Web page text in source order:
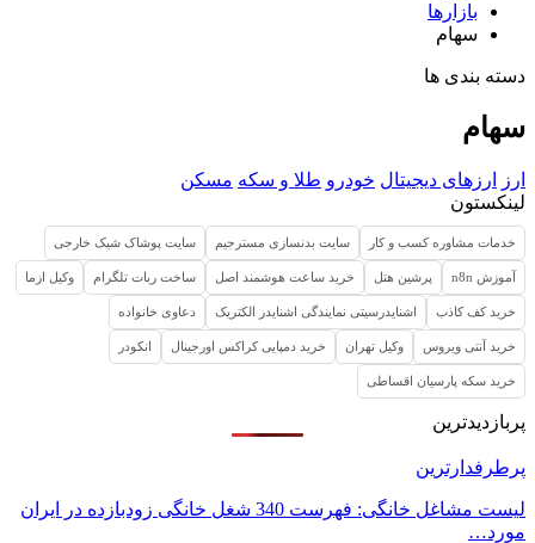
بازارها
سهام
دسته بندی ها
سهام
ارز ارزهای دیجیتال خودرو طلا و سکه مسکن
لینکستون
خدمات مشاوره کسب و کار سایت بدنسازی مسترجیم سایت پوشاک شیک خارجی
آموزش n8n پرشین هتل خرید ساعت هوشمند اصل ساخت ربات تلگرام وکیل ازما
خرید کف کاذب اشنایدرسیتی نمایندگی اشنایدر الکتریک دعاوی خانواده
خرید آنتی ویروس وکیل تهران خرید دمپایی کراکس اورجینال انکودر
خرید سکه پارسیان اقساطی
پربازدیدترین
پرطرفدارترین
لیست مشاغل خانگی: فهرست 340 شغل خانگی زودبازده در ایران
مورد…